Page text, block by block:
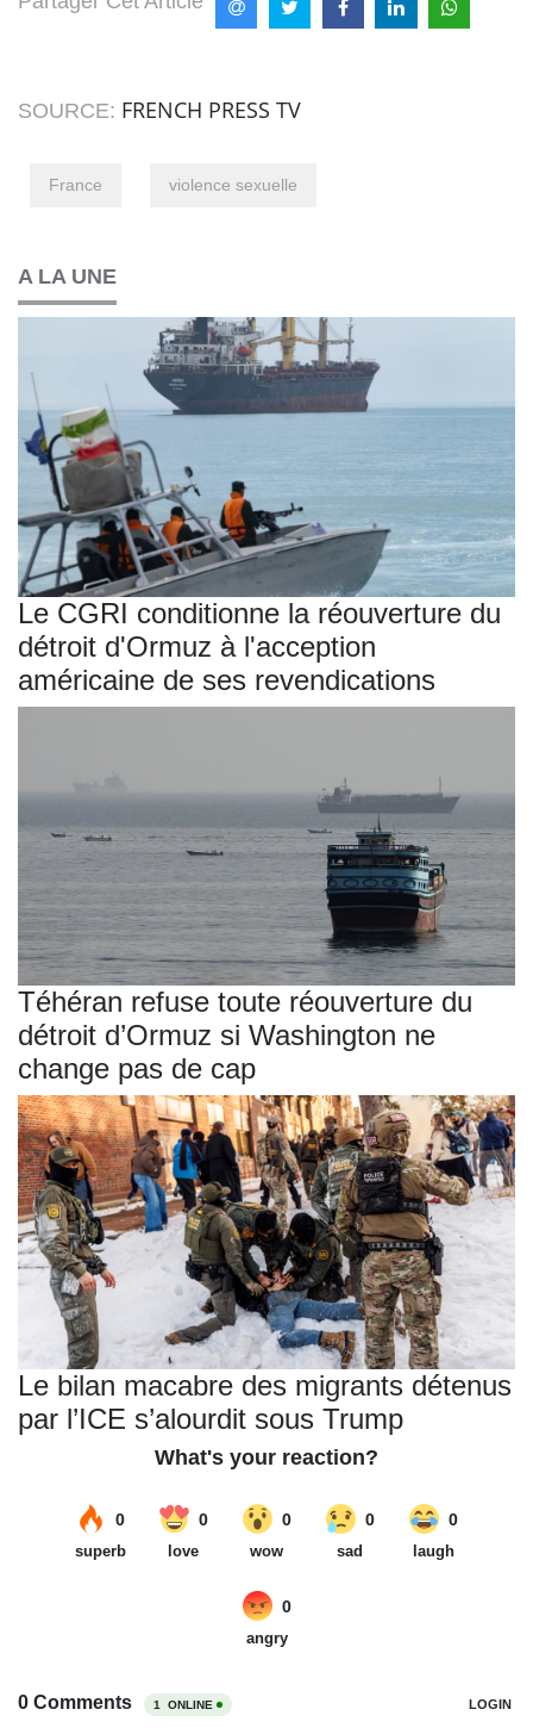
SOURCE: FRENCH PRESS TV
France violence sexuelle
A LA UNE
Le CGRI conditionne la réouverture du
détroit d'Ormuz à l'acception
américaine de ses revendications
Téhéran refuse toute réouverture du
détroit d’Ormuz si Washington ne
change pas de cap
Le bilan macabre des migrants détenus
par l’ICE s’alourdit sous Trump